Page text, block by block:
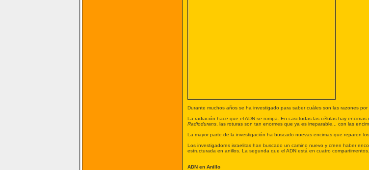
Durante muchos años se ha investigado para saber cuáles son las razones
La radiación hace que el ADN se rompa. En casi todas las células hay
Radiodurans , las roturas son tan enormes que ya es irreparable... con las
La mayor parte de la investigación ha buscado nuevas encimas que reparen
Los investigadores israelitas han buscado un camino nuevo y creen haber
estructurada en anillos. La segunda que el ADN está en cuatro compartimentos.
ADN en Anillo